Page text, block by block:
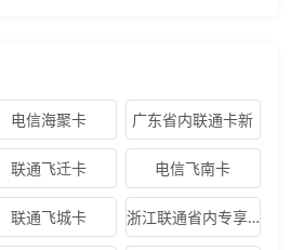
电信海聚卡 广东省内联通卡新
联通飞迁卡 电信飞南卡
联通飞城卡 浙江联通省内专享卡